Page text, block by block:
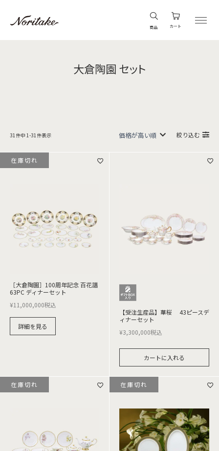
商品 カート
大倉陶園 セット
31 件中 1 -31 件表示 絞り込む
［大倉陶園］100周年記念 百花譜
63PC ディナーセット
¥11,000,000税込
詳細を見る
在庫切れ
【受注生産品】華桜 43ピースデ
ィナーセット
¥3,300,000税込
カートに入れる
在庫切れ 在庫切れ